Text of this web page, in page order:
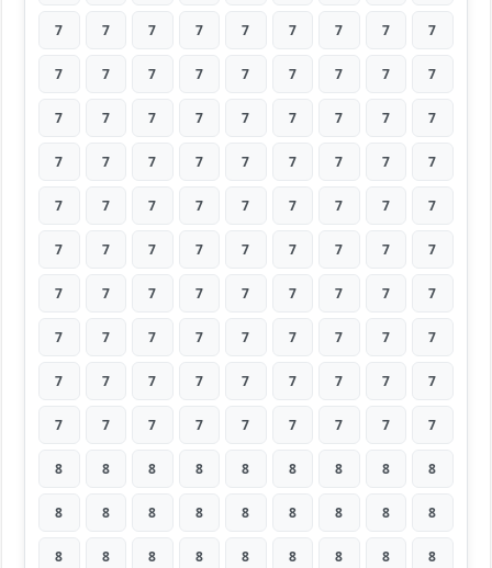
7 7 7 7 7 7 7 7 7
7 7 7 7 7 7 7 7 7
7 7 7 7 7 7 7 7 7
7 7 7 7 7 7 7 7 7
7 7 7 7 7 7 7 7 7
7 7 7 7 7 7 7 7 7
7 7 7 7 7 7 7 7 7
7 7 7 7 7 7 7 7 7
7 7 7 7 7 7 7 7 7
7 7 7 7 7 7 7 7 7
8 8 8 8 8 8 8 8 8
8 8 8 8 8 8 8 8 8
8 8 8 8 8 8 8 8 8